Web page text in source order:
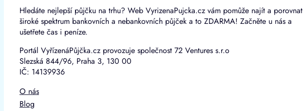
Hledáte nejlepší půjčku na trhu? Web VyrizenaPujcka.cz vám pomůže najít a porovnat
široké spektrum bankovních a nebankovních půjček a to ZDARMA! Začněte u nás a
ušetřete čas i peníze.
Portál VyřízenáPůjčka.cz provozuje společnost 72 Ventures s.r.o
Slezská 844/96, Praha 3, 130 00
IČ: 14139936
O nás
Blog